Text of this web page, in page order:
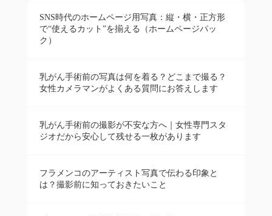
SNS時代のホームページ用写真：縦・横・正方形
で“使えるカット”を揃える（ホームページパッ
ク）
乳がん手術前の写真は何を着る？どこまで撮る？
女性カメラマンがよくある質問にお答えします
乳がん手術前の撮影が不安な方へ｜女性専門スタ
ジオだから安心して残せる一枚があります
フラメンコのアーティスト写真で伝わる印象と
は？撮影前に知っておきたいこと